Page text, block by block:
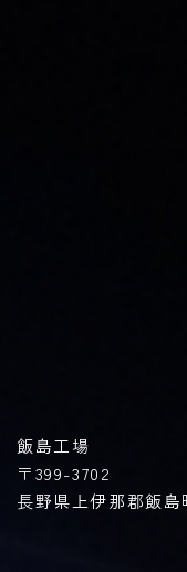
飯島工場
〒399-3702
長野県上伊那郡飯島